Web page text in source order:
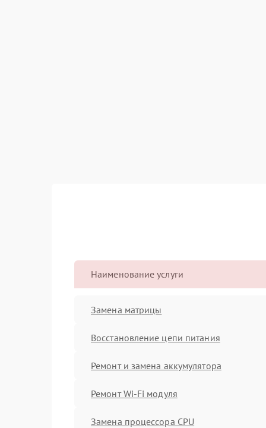
Наименование услуги
Замена матрицы
Восстановление цепи питания
Ремонт и замена аккумулятора
Ремонт Wi-Fi модуля
Замена процессора CPU